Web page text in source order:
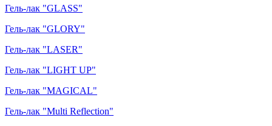
Гель-лак "GLASS"
Гель-лак "GLORY"
Гель-лак "LASER"
Гель-лак "LIGHT UP"
Гель-лак "MAGICAL"
Гель-лак "Multi Reflection"